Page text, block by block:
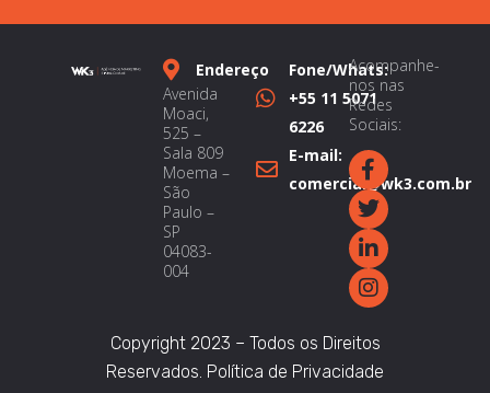
Endereço
Avenida
Moaci,
525 –
Sala 809
Moema –
São
Paulo –
SP
04083-
004
Fone/Whats:
+55 11 5071
6226
E-mail:
comercial@wk3.com.br
Acompanhe-
nos nas
Redes
Sociais:
Copyright 2023 – Todos os Direitos
Reservados. Política de Privacidade